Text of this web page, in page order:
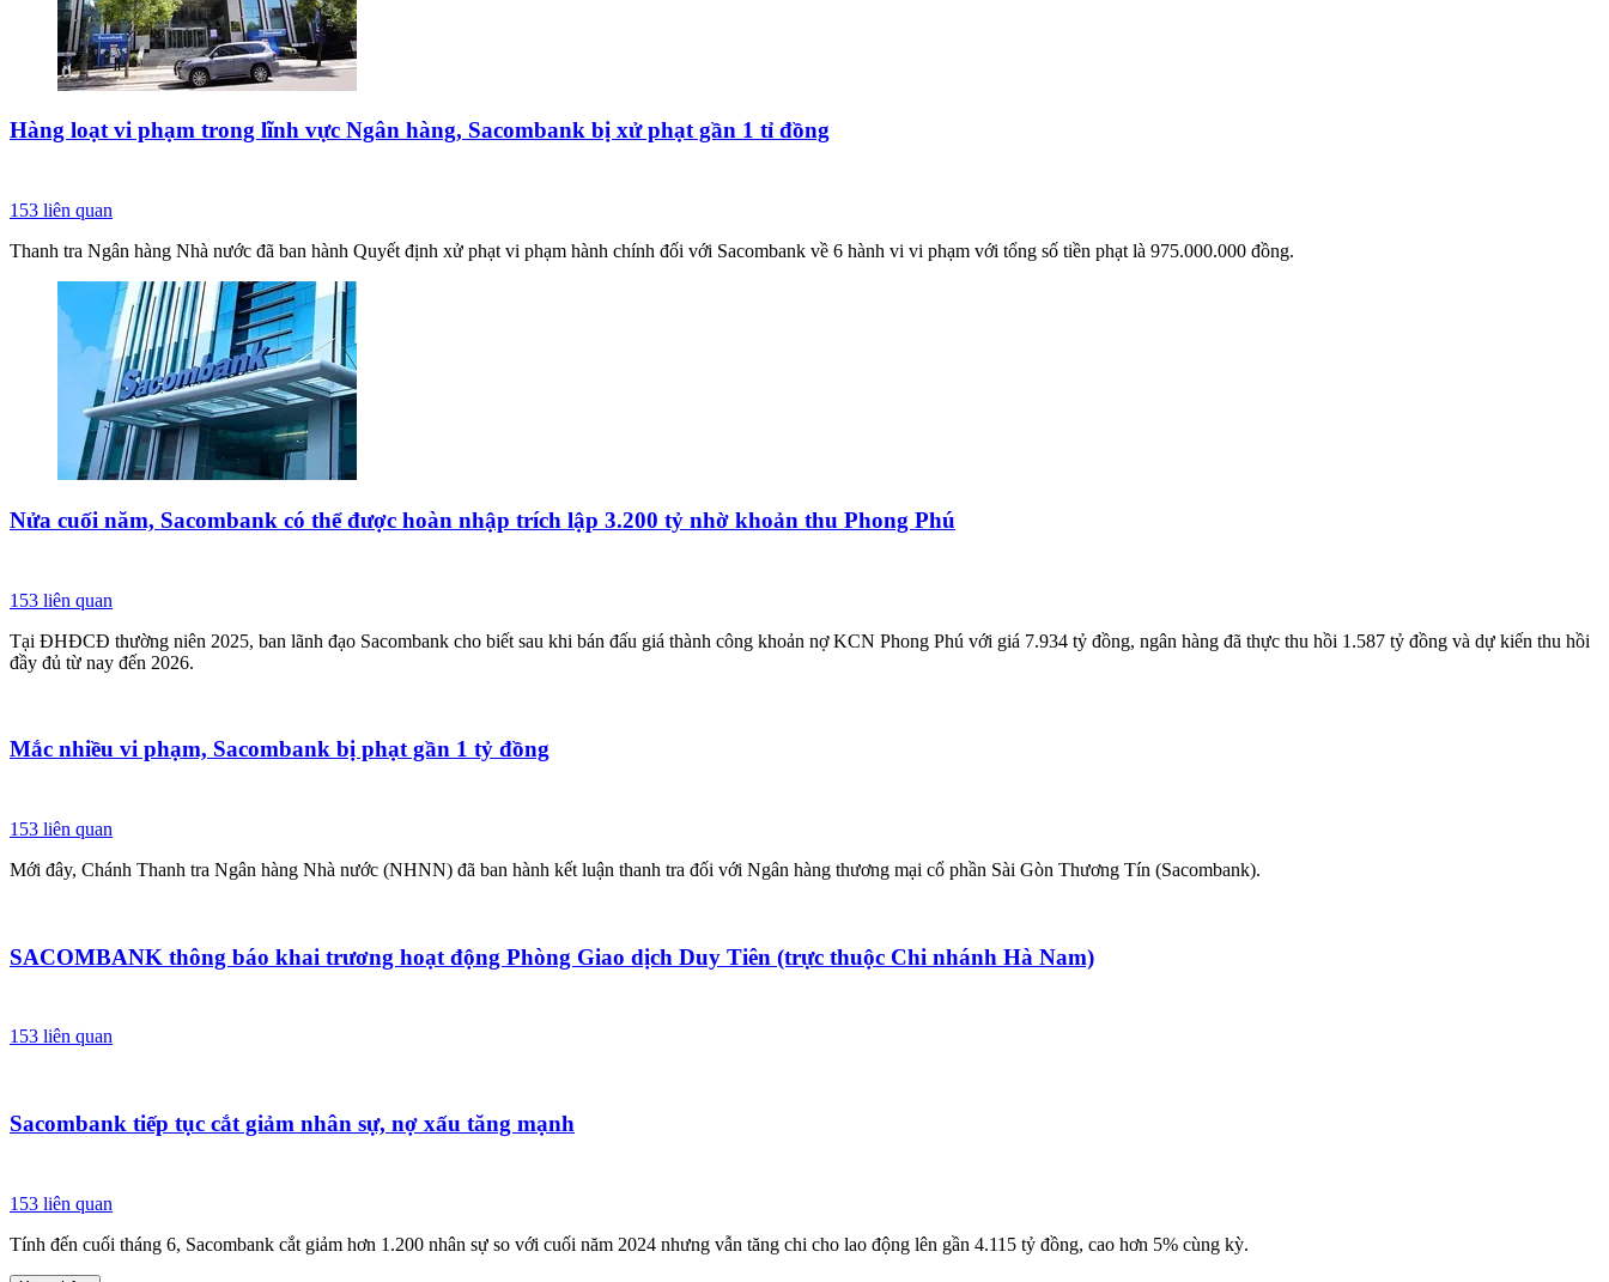
Hàng loạt vi phạm trong lĩnh vực Ngân hàng, Sacombank bị xử phạt gần 1 tỉ đồng
153 liên quan
Thanh tra Ngân hàng Nhà nước đã ban hành Quyết định xử phạt vi phạm hành chính đối với Sacombank về 6 hành vi vi phạm với tổng số tiền phạt là 975.000.000 đồng.
Nửa cuối năm, Sacombank có thể được hoàn nhập trích lập 3.200 tỷ nhờ khoản thu Phong Phú
153 liên quan
Tại ĐHĐCĐ thường niên 2025, ban lãnh đạo Sacombank cho biết sau khi bán đấu giá thành công khoản nợ KCN Phong Phú với giá 7.934 tỷ đồng, ngân hàng đã thực thu hồi 1.587 tỷ đồng và dự kiến thu hồi
đầy đủ từ nay đến 2026.
Mắc nhiều vi phạm, Sacombank bị phạt gần 1 tỷ đồng
153 liên quan
Mới đây, Chánh Thanh tra Ngân hàng Nhà nước (NHNN) đã ban hành kết luận thanh tra đối với Ngân hàng thương mại cổ phần Sài Gòn Thương Tín (Sacombank).
SACOMBANK thông báo khai trương hoạt động Phòng Giao dịch Duy Tiên (trực thuộc Chi nhánh Hà Nam)
153 liên quan
Sacombank tiếp tục cắt giảm nhân sự, nợ xấu tăng mạnh
153 liên quan
Tính đến cuối tháng 6, Sacombank cắt giảm hơn 1.200 nhân sự so với cuối năm 2024 nhưng vẫn tăng chi cho lao động lên gần 4.115 tỷ đồng, cao hơn 5% cùng kỳ.